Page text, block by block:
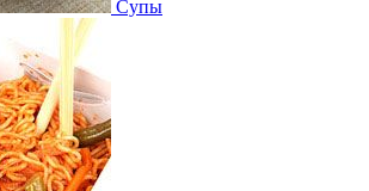
Супы